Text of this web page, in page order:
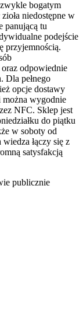
bogatym
niedostępne w
panującą tu
podejście
przyjemnością.
odpowiednie
Dla pełnego
opcje dostawy
można wygodnie
NFC. Sklep jest
do piątku
w soboty od
łączy się z
satysfakcją
publicznie